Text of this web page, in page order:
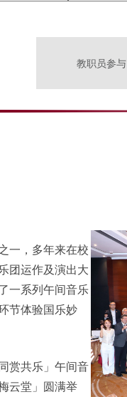
教职员参与
一，多年来在校
团运作及演出大
一系列午间音乐
节体验国乐妙
赏共乐」午间音
云堂」圆满举